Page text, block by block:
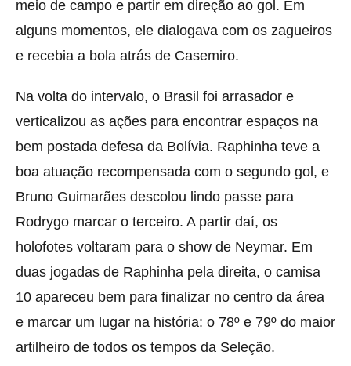
meio de campo e partir em direção ao gol. Em
alguns momentos, ele dialogava com os zagueiros
e recebia a bola atrás de Casemiro.
Na volta do intervalo, o Brasil foi arrasador e
verticalizou as ações para encontrar espaços na
bem postada defesa da Bolívia. Raphinha teve a
boa atuação recompensada com o segundo gol, e
Bruno Guimarães descolou lindo passe para
Rodrygo marcar o terceiro. A partir daí, os
holofotes voltaram para o show de Neymar. Em
duas jogadas de Raphinha pela direita, o camisa
10 apareceu bem para finalizar no centro da área
e marcar um lugar na história: o 78º e 79º do maior
artilheiro de todos os tempos da Seleção.